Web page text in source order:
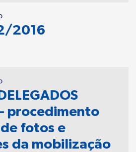
2016
procedimento
fotos e
da mobilização